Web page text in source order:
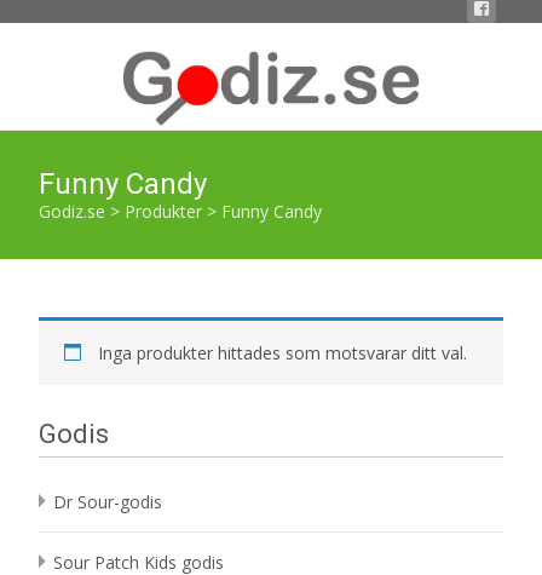
Funny Candy
Godiz.se > Produkter > Funny Candy
Inga produkter hittades som motsvarar ditt val.
Godis
Dr Sour-godis
Sour Patch Kids godis